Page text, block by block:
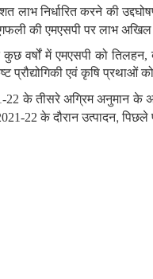
लाभ निर्धारित करने की
की एमएसपीपर लाभ अखिल
कुछ वर्षों में एमएसपी को तिलहन,
प्रौद्योगिकी एवं कृषि
22 के तीसरे अग्रिम अनुमान के
22 के दौरान उत्पादन, पिछले